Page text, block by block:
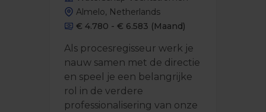
Almelo, Netherlands
€ 4.780 - € 6.583 (Maand)
Als procesregisseur werk je
nauw samen met de directie
en speel je een belangrijke
rol in de verdere
professionalisering van onze